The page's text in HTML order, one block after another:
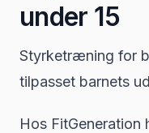
under 15
Styrketræning for
tilpasset barnets
Hos